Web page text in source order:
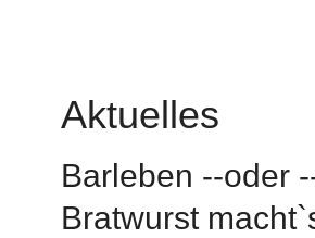
Aktuelles
Barleben --oder
Bratwurst